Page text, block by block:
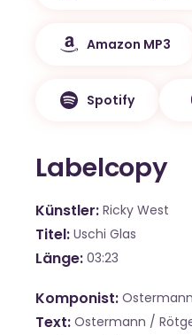
Amazon MP3
Spotify
Labelcopy
Künstler Ricky West
Titel Uschi Glas
Länge 03:23
Komponist
Text Ostermann /